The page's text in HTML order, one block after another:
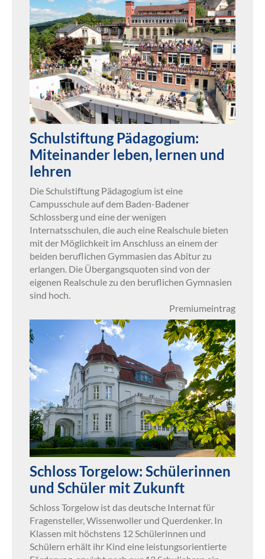
Schulstiftung Pädagogium:
Miteinander leben, lernen und
lehren
Die Schulstiftung Pädagogium ist eine
Campusschule auf dem Baden-Badener
Schlossberg und eine der wenigen
Internatsschulen, die auch eine Realschule bieten
mit der Möglichkeit im Anschluss an einem der
beiden beruflichen Gymmasien das Abitur zu
erlangen. Die Übergangsquoten sind von der
eigenen Realschule zu den beruflichen Gymnasien
sind hoch.
Premiumeintrag
Schloss Torgelow: Schülerinnen
und Schüler mit Zukunft
Schloss Torgelow ist das deutsche Internat für
Fragensteller, Wissenwoller und Querdenker. In
Klassen mit höchstens 12 Schülerinnen und
Schülern erhält ihr Kind eine leistungsorientierte